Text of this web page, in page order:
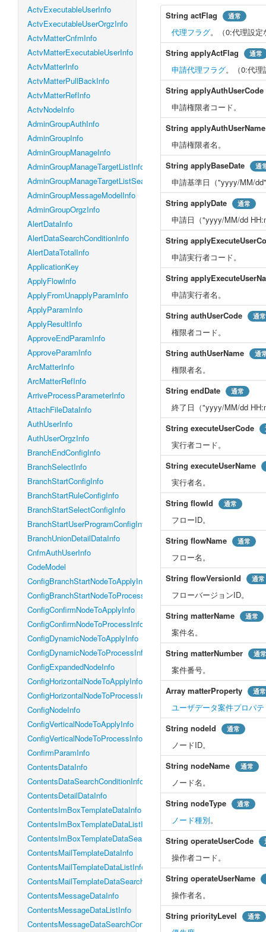
ActvExecutableUserInfo
ActvExecutableUserOrgzInfo
ActvMatterCnfmInfo
ActvMatterExecutableUserInfo
ActvMatterInfo
ActvMatterPullBackInfo
ActvMatterRefInfo
ActvNodeInfo
AdminGroupAuthInfo
AdminGroupInfo
AdminGroupManageInfo
AdminGroupManageTargetListInfo
AdminGroupManageTargetListSearchConditionInfo
AdminGroupMessageModelInfo
AdminGroupOrgzInfo
AlertDataInfo
AlertDataSearchConditionInfo
AlertDataTotalInfo
ApplicationKey
ApplyFlowInfo
ApplyFromUnapplyParamInfo
ApplyParamInfo
ApplyResultInfo
ApproveEndParamInfo
ApproveParamInfo
ArcMatterInfo
ArcMatterRefInfo
ArriveProcessParameterInfo
AttachFileDataInfo
AuthUserInfo
AuthUserOrgzInfo
BranchEndConfigInfo
BranchSelectInfo
BranchStartConfigInfo
BranchStartRuleConfigInfo
BranchStartSelectConfigInfo
BranchStartUserProgramConfigInfo
BranchUnionDetailDataInfo
CnfmAuthUserInfo
CodeModel
ConfigBranchStartNodeToApplyInfo
ConfigBranchStartNodeToProcessInfo
ConfigConfirmNodeToApplyInfo
ConfigConfirmNodeToProcessInfo
ConfigDynamicNodeToApplyInfo
ConfigDynamicNodeToProcessInfo
ConfigExpandedNodeInfo
ConfigHorizontalNodeToApplyInfo
ConfigHorizontalNodeToProcessInfo
ConfigNodeInfo
ConfigVerticalNodeToApplyInfo
ConfigVerticalNodeToProcessInfo
ConfirmParamInfo
ContentsDataInfo
ContentsDataSearchConditionInfo
ContentsDetailDataInfo
ContentsImBoxTemplateDataInfo
ContentsImBoxTemplateDataListInfo
ContentsImBoxTemplateDataSearchConditionInfo
ContentsMailTemplateDataInfo
ContentsMailTemplateDataListInfo
ContentsMailTemplateDataSearchConditionInfo
ContentsMessageDataInfo
ContentsMessageDataListInfo
ContentsMessageDataSearchConditionInfo
String actFlag 通常
代理フラグ。（0:代理設
String applyActFlag 通常
申請代理フラグ。（0:代
String applyAuthUserCode
申請権限者コード。
String applyAuthUserName
申請権限者名。
String applyBaseDate 通
申請基準日（"yyyy/MM/
String applyDate 通常
申請日（"yyyy/MM/dd
String
申請実行者コード。
String
申請実行者名。
String authUserCode 通常
権限者コード。
String authUserName 通
権限者名。
String endDate 通常
終了日（"yyyy/MM/dd
String executeUserCode
実行者コード。
String executeUserName
実行者名。
String flowId 通常
フローID。
String flowName 通常
フロー名。
String flowVersionId 通常
フローバージョンID。
String matterName 通常
案件名。
String matterNumber 通常
案件番号。
Array matterProperty 通常
ユーザデータ案件プロパ
String nodeId 通常
ノードID。
String nodeName 通常
ノード名。
String nodeType 通常
ノード種別。
String operateUserCode
操作者コード。
String operateUserName
操作者名。
String priorityLevel 通常